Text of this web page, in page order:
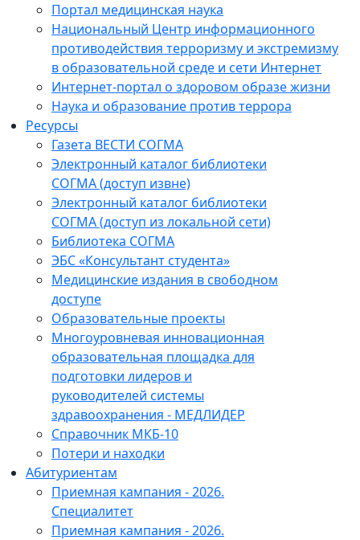
Портал медицинская наука
Национальный Центр информационного
противодействия терроризму и экстремизму
в образовательной среде и сети Интернет
Интернет-портал о здоровом образе жизни
Наука и образование против террора
Ресурсы
Газета ВЕСТИ СОГМА
Электронный каталог библиотеки
СОГМА (доступ извне)
Электронный каталог библиотеки
СОГМА (доступ из локальной сети)
Библиотека СОГМА
ЭБС «Консультант студента»
Медицинские издания в свободном
доступе
Образовательные проекты
Многоуровневая инновационная
образовательная площадка для
подготовки лидеров и
руководителей системы
здравоохранения - МЕДЛИДЕР
Справочник МКБ-10
Потери и находки
Абитуриентам
Приемная кампания - 2026.
Специалитет
Приемная кампания - 2026.